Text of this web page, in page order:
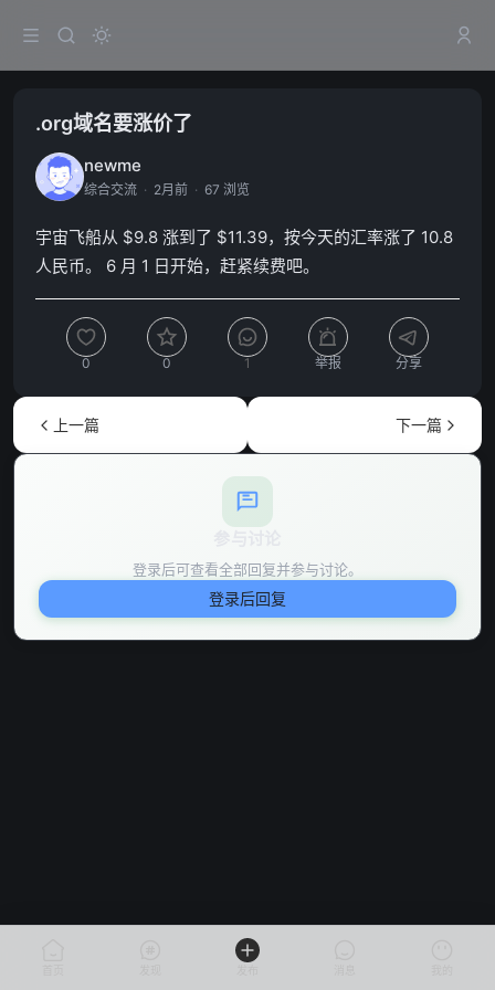
.org域名要涨价了
newme
综合交流 · 2月前 · 67 浏览
宇宙飞船从 $9.8 涨到了 $11.39，按今天的汇率涨了 10.8
人民币。 6 月 1 日开始，赶紧续费吧。
0 0 1 举报 分享
上一篇 下一篇
登录后可查看全部回复并参与讨论。
登录后回复